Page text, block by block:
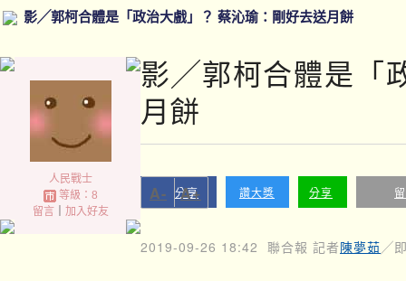
影╱郭柯合體是「政治大戲」？ 蔡沁瑜：剛好去送月餅
人民戰士
等級：8
留言｜ 加入好友
影╱郭柯合體是「
月餅
分享 讚大獎 分享
A- A+
2019-09-26 18:42 聯合報 記者陳夢茹╱